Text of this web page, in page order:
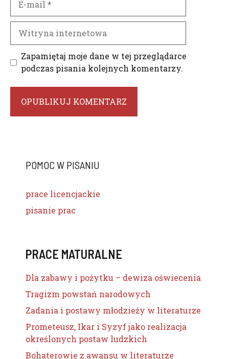
mail
internetowa
Zapamiętaj moje dane w tej przeglądarce
podczas pisania kolejnych komentarzy.
POMOC W PISANIU
prace licencjackie
pisanie prac
PRACE MATURALNE
Dla zabawy i pożytku – dewiza oświecenia
Tragizm powstań narodowych
Zadania i postawy młodzieży w literaturze
Prometeusz, Ikar i Syzyf jako realizacja
określonych postaw ludzkich
Bohaterowie z awansu w literaturze